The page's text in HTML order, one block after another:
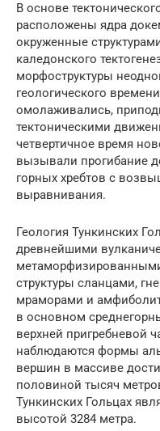
В основе
расположены ядра
окруженные
каледонского
морфоструктуры
геологического
омолаживались,
тектоническими
четвертичное время
вызывали прогибание
горных хребтов с
выравнивания.
Геология Тункинских
древнейшими
структуры сланцами,
мраморами и
в основном
верхней пригребневой
наблюдаются формы
вершин в массиве
половиной тысяч
Тункинских Гольцах
высотой 3284 метра.